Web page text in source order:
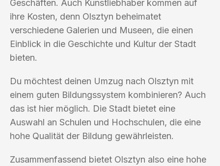
Geschäften. Auch Kunstliebhaber kommen auf
ihre Kosten, denn Olsztyn beheimatet
verschiedene Galerien und Museen, die einen
Einblick in die Geschichte und Kultur der Stadt
bieten.
Du möchtest deinen Umzug nach Olsztyn mit
einem guten Bildungssystem kombinieren? Auch
das ist hier möglich. Die Stadt bietet eine
Auswahl an Schulen und Hochschulen, die eine
hohe Qualität der Bildung gewährleisten.
Zusammenfassend bietet Olsztyn also eine hohe